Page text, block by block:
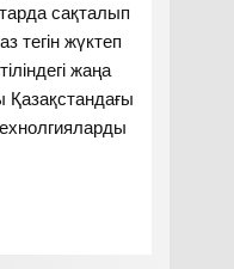
сақталып
тегін жүктеп
жаңа
Қазақстандағы